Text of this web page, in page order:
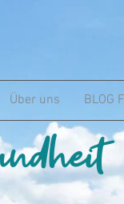
Über uns BLOG